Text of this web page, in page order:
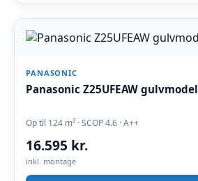
PANASONIC
Panasonic Z25UFEAW gulvmodel
Op til 124 m² · SCOP 4.6 · A++
16.595 kr.
inkl. montage